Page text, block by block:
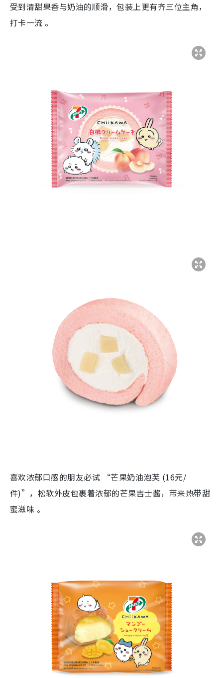
受到清甜果香与奶油的顺滑，包装上更有齐三位主角，
打卡一流 。
喜欢浓郁口感的朋友必试 “芒果奶油泡芙 (16元/
件)”，松软外皮包裹着浓郁的芒果吉士酱，带来热带甜
蜜滋味 。